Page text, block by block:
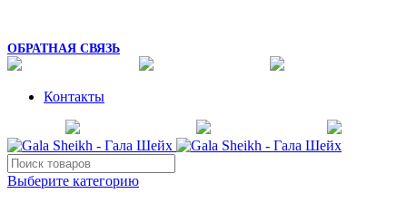
ОБРАТНАЯ СВЯЗЬ
Контакты
Выберите категорию